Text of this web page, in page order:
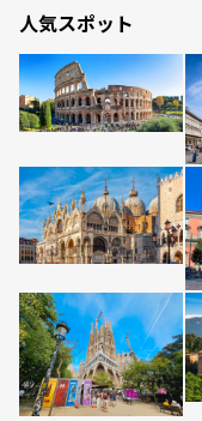
人気スポット